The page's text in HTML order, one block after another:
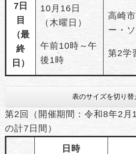
7日
目
（最
終
日）
10月16日
（木曜日）
午前10時～午
後1時
高崎
ー・
第2学
表のサイズを切り替
第2回（開催期間：令和8年2月
の計7日間）
日時